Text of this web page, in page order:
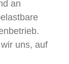
an
uns, auf